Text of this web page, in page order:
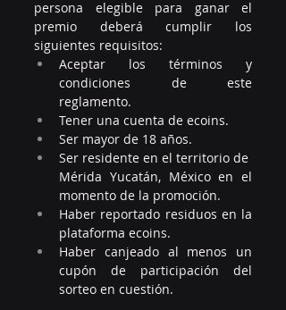
persona elegible para ganar el
premio deberá cumplir los
siguientes requisitos:
Aceptar los términos y
condiciones de este
reglamento.
Tener una cuenta de ecoins.
Ser mayor de 18 años.
Ser residente en el territorio de
Mérida Yucatán, México en el
momento de la promoción.
Haber reportado residuos en la
plataforma ecoins.
Haber canjeado al menos un
cupón de participación del
sorteo en cuestión.